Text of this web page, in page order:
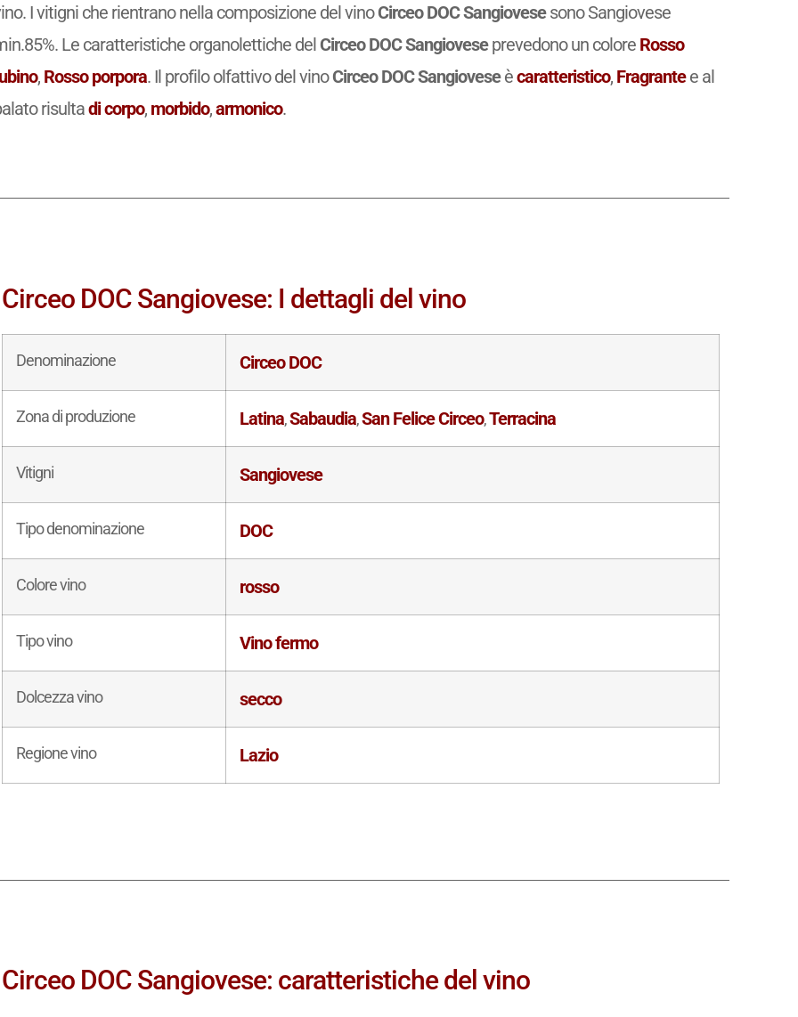
I vitigni che rientrano nella composizione del vinoCirceo DOC Sangiovesesono Sangiovese
Le caratteristiche organolettiche del Circeo DOC Sangioveseprevedono un colore Rosso
, Rosso porpora. Il profilo olfattivo del vinoCirceo DOC Sangioveseècaratteristico, Fragrantee al
risultadi corpo, morbido,armonico.
Circeo DOC Sangiovese: I dettagli del vino
Denominazione Circeo DOC
Zona di produzione Latina,Sabaudia,San Felice Circeo,Terracina
Vitigni Sangiovese
Tipo denominazione DOC
Colore vino rosso
Tipo vino Vino fermo
Dolcezza vino secco
Regione vino Lazio
Circeo DOC Sangiovese: caratteristiche del vino